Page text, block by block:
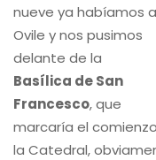
nueve ya habíamos
Ovile y nos pusimos
delante de la
Basílica de San
Francesco, que
marcaría el
la Catedral,